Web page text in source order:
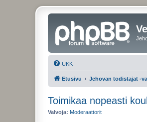
UKK
Etusivu Jehovan todistajat -
Toimikaa nopeasti
Valvoja: Moderaattorit